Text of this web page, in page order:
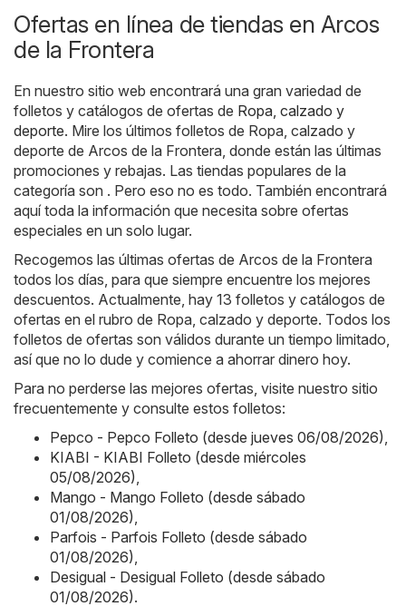
Ofertas en línea de tiendas en Arcos
de la Frontera
En nuestro sitio web encontrará una gran variedad de
folletos y catálogos de ofertas de Ropa, calzado y
deporte. Mire los últimos folletos de Ropa, calzado y
deporte de Arcos de la Frontera, donde están las últimas
promociones y rebajas. Las tiendas populares de la
categoría son . Pero eso no es todo. También encontrará
aquí toda la información que necesita sobre ofertas
especiales en un solo lugar.
Recogemos las últimas ofertas de Arcos de la Frontera
todos los días, para que siempre encuentre los mejores
descuentos. Actualmente, hay 13 folletos y catálogos de
ofertas en el rubro de Ropa, calzado y deporte. Todos los
folletos de ofertas son válidos durante un tiempo limitado,
así que no lo dude y comience a ahorrar dinero hoy.
Para no perderse las mejores ofertas, visite nuestro sitio
frecuentemente y consulte estos folletos:
Pepco - Pepco Folleto (desde jueves 06/08/2026),
KIABI - KIABI Folleto (desde miércoles
05/08/2026),
Mango - Mango Folleto (desde sábado
01/08/2026),
Parfois - Parfois Folleto (desde sábado
01/08/2026),
Desigual - Desigual Folleto (desde sábado
01/08/2026).